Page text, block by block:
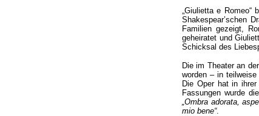
„Giulietta e
Shakespear’schen
Familien gezeigt,
geheiratet und
Schicksal des
Die im Theater an
worden – in
Die Oper hat in
Fassungen wurde
„Ombra adorata,
mio bene“.